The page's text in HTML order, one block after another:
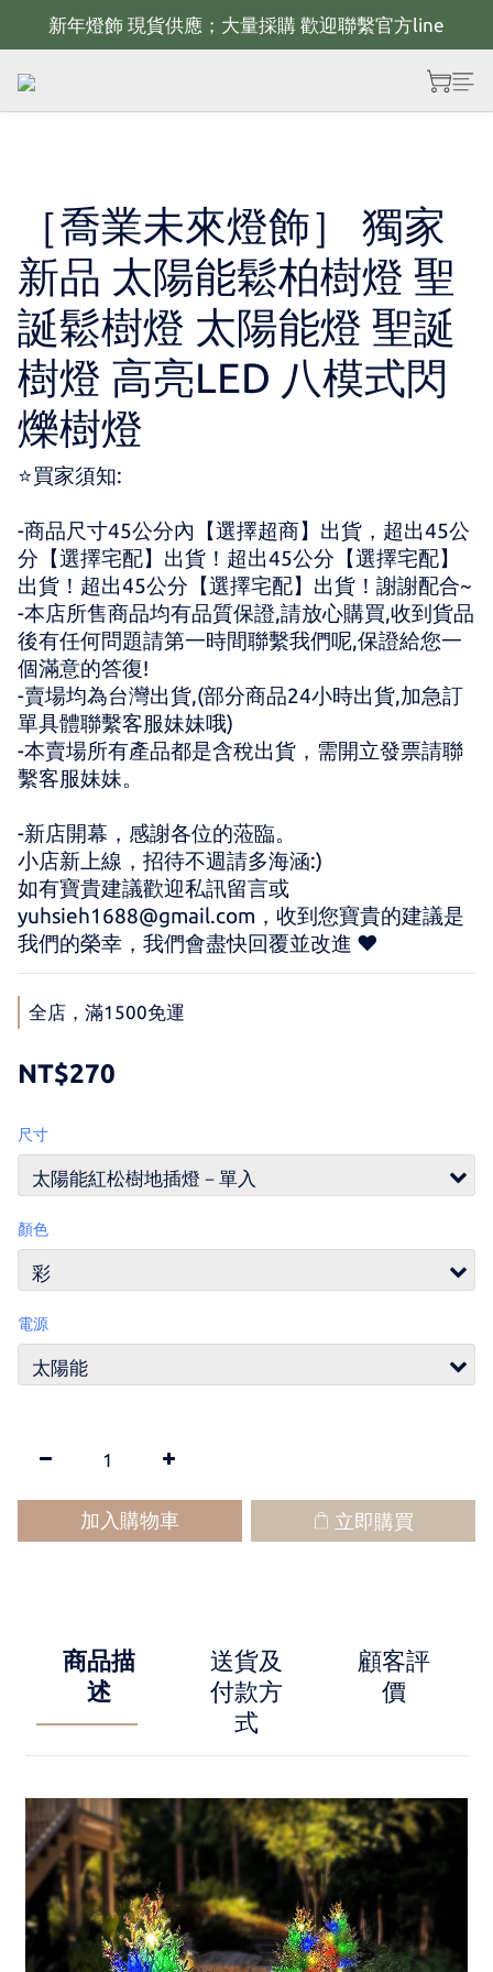
新年佈置規劃 歡迎聯繫官方LINE~
新年燈飾 現貨供應；大量採購 歡迎聯繫官方line
全館滿2000 現折100；最高可回饋10%購物金
［喬業未來燈飾］ 獨家
新品 太陽能鬆柏樹燈 聖
誕鬆樹燈 太陽能燈 聖誕
樹燈 高亮LED 八模式閃
爍樹燈
⭐買家須知:
-商品尺寸45公分內【選擇超商】出貨，超出45公
分【選擇宅配】出貨！超出45公分【選擇宅配】
出貨！超出45公分【選擇宅配】出貨！謝謝配合~
-本店所售商品均有品質保證,請放心購買,收到貨品
後有任何問題請第一時間聯繫我們呢,保證給您一
個滿意的答復!
-賣場均為台灣出貨,(部分商品24小時出貨,加急訂
單具體聯繫客服妹妹哦)
-本賣場所有產品都是含稅出貨，需開立發票請聯
繫客服妹妹。
-新店開幕，感謝各位的蒞臨。
小店新上線，招待不週請多海涵:)
如有寶貴建議歡迎私訊留言或
yuhsieh1688@gmail.com，收到您寶貴的建議是
我們的榮幸，我們會盡快回覆並改進 ♥
全店，滿1500免運
NT$270
尺寸
顏色
電源
加入購物車 立即購買
商品描
述
送貨及
付款方
式
顧客評
價